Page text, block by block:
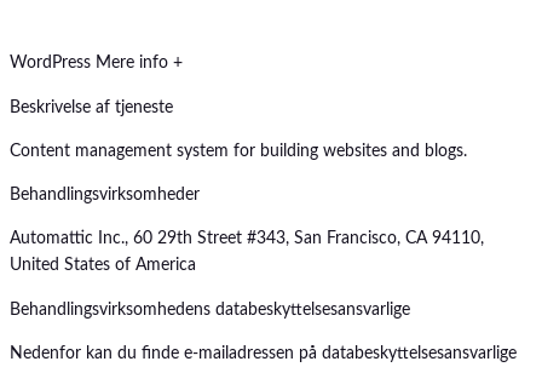
WordPress Mere info +
Beskrivelse af tjeneste
Content management system for building websites and blogs.
Behandlingsvirksomheder
Automattic Inc., 60 29th Street #343, San Francisco, CA 94110,
United States of America
Behandlingsvirksomhedens databeskyttelsesansvarlige
Nedenfor kan du finde e-mailadressen på databeskyttelsesansvarlige